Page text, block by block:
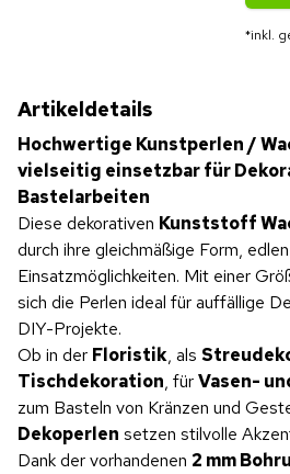
*inkl.
Artikeldetails
Hochwertige Kunstperlen /
vielseitig einsetzbar für
Bastelarbeiten
Diese dekorativen Kunststoff
durch ihre gleichmäßige Form,
Einsatzmöglichkeiten. Mit einer
sich die Perlen ideal für auffällige
DIY-Projekte.
Ob in der Floristik, als
Tischdekoration, fürVasen-
zum Basteln von Kränzen und
Dekoperlen setzen stilvolle
Dank der vorhandenen 2 mm